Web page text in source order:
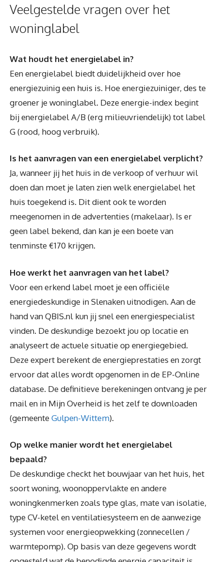
Veelgestelde vragen over het
woninglabel
Wat houdt het energielabel in?
Een energielabel biedt duidelijkheid over hoe
energiezuinig een huis is. Hoe energiezuiniger, des te
groener je woninglabel. Deze energie-index begint
bij energielabel A/B (erg milieuvriendelijk) tot label
G (rood, hoog verbruik).
Is het aanvragen van een energielabel verplicht?
Ja, wanneer jij het huis in de verkoop of verhuur wil
doen dan moet je laten zien welk energielabel het
huis toegekend is. Dit dient ook te worden
meegenomen in de advertenties (makelaar). Is er
geen label bekend, dan kan je een boete van
tenminste €170 krijgen.
Hoe werkt het aanvragen van het label?
Voor een erkend label moet je een officiële
energiedeskundige in Slenaken uitnodigen. Aan de
hand van QBIS.nl kun jij snel een energiespecialist
vinden. De deskundige bezoekt jou op locatie en
analyseert de actuele situatie op energiegebied.
Deze expert berekent de energieprestaties en zorgt
ervoor dat alles wordt opgenomen in de EP-Online
database. De definitieve berekeningen ontvang je per
mail en in Mijn Overheid is het zelf te downloaden
(gemeenteGulpen-Wittem).
Op welke manier wordt het energielabel
bepaald?
De deskundige checkt het bouwjaar van het huis, het
soort woning, woonoppervlakte en andere
woningkenmerken zoals type glas, mate van isolatie,
type CV-ketel en ventilatiesysteem en de aanwezige
systemen voor energieopwekking (zonnecellen /
warmtepomp). Op basis van deze gegevens wordt